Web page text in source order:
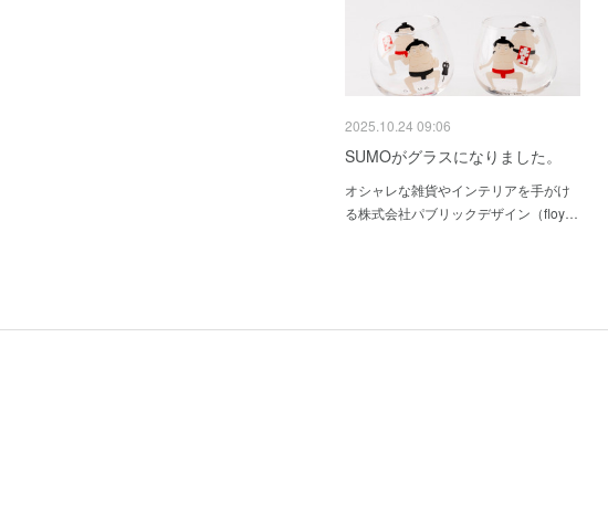
2025.10.24 09:06
SUMOがグラスになりました。
オシャレな雑貨やインテリアを手がけ
る株式会社パブリックデザイン（floy…